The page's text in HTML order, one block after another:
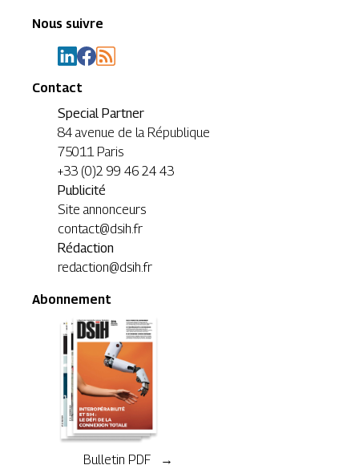
Nous suivre
Contact
Special Partner
84 avenue de la République
75011 Paris
+33 (0)2 99 46 24 43
Publicité
Site annonceurs
contact@dsih.fr
Rédaction
redaction@dsih.fr
Abonnement
Bulletin PDF →